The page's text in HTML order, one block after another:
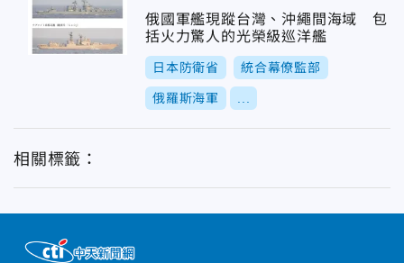
俄國軍艦現蹤台灣、沖繩間海域 包
括火力驚人的光榮級巡洋艦
日本防衛省 統合幕僚監部
俄羅斯海軍
相關標籤：